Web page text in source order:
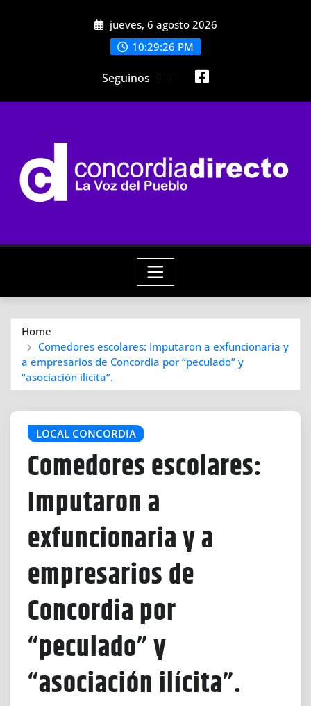
jueves, 6 agosto 2026
10:29:28 PM
Seguinos
Home
Comedores escolares: Imputaron a exfuncionaria y
a empresarios de Concordia por “peculado” y
“asociación ilícita”.
LOCAL CONCORDIA
Comedores escolares:
Imputaron a
exfuncionaria y a
empresarios de
Concordia por
“peculado” y
“asociación ilícita”.